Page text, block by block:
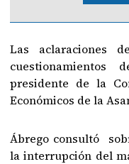
Las aclaraciones
cuestionamientos
presidente de la
Económicos de la
Ábrego consultó
la interrupción del